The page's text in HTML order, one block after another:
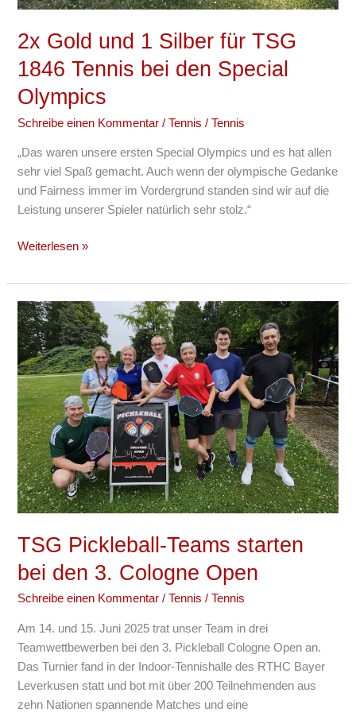
2x Gold und 1 Silber für TSG
1846 Tennis bei den Special
Olympics
Schreibe einen Kommentar /Tennis /Tennis
„Das waren unsere ersten Special Olympics und es hat allen
sehr viel Spaß gemacht. Auch wenn der olympische Gedanke
und Fairness immer im Vordergrund standen sind wir auf die
Leistung unserer Spieler natürlich sehr stolz.“
Weiterlesen »
TSG Pickleball-Teams starten
bei den 3. Cologne Open
Schreibe einen Kommentar /Tennis /Tennis
Am 14. und 15. Juni 2025 trat unser Team in drei
Teamwettbewerben bei den 3. Pickleball Cologne Open an.
Das Turnier fand in der Indoor-Tennishalle des RTHC Bayer
Leverkusen statt und bot mit über 200 Teilnehmenden aus
zehn Nationen spannende Matches und eine
TSG
Pickleball-
Teams
starten
bei
den
3.
Cologne
Open